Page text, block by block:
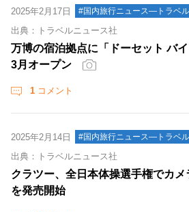
2025年2月17日 #国内旅行ニュース―トラベ
出典：トラベルニュース社
万博の宿泊拠点に「ドーセット バイ
3月オープン
1 コメント
2025年2月14日 #国内旅行ニュース―トラベ
出典：トラベルニュース社
クラツー、全日本体操選手権でカ
を発売開始